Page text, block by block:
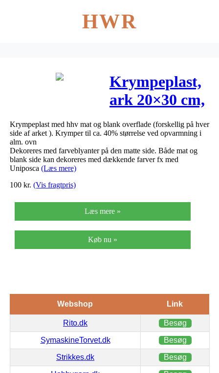
HWR
Krympeplast,
ark 20×30 cm,
mat sort,
10ark
Krympeplast med hhv mat og blank overflade (forskellig på hver
side af arket ). Krymper til ca. 40% størrelse ved opvarmning i
alm. ovn
Dekoreres med farveblyanter på den matte side. Både mat og
blank side kan dekoreres med dækkende farver fx med
Uniposca (Læs mere)
100 kr. (Vis fragtpris)
Læs mere »
Køb nu »
Webshop Link
Rito.dk Besøg
SymaskineTorvet.dk Besøg
Strikkes.dk Besøg